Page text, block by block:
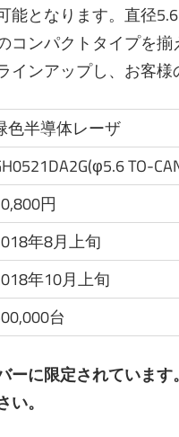
能となります。直径
コンパクトタイプを
インアップし、お客様
色半導体レーザ
TO-
円
年8月上旬
年10月上旬
台
ーに限定されていま
。